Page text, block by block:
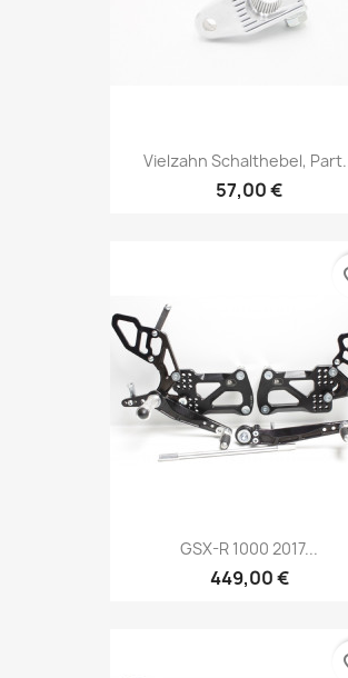
Vielzahn Schalthebel,
57,00 €
GSX-R 1000 2017...
449,00 €